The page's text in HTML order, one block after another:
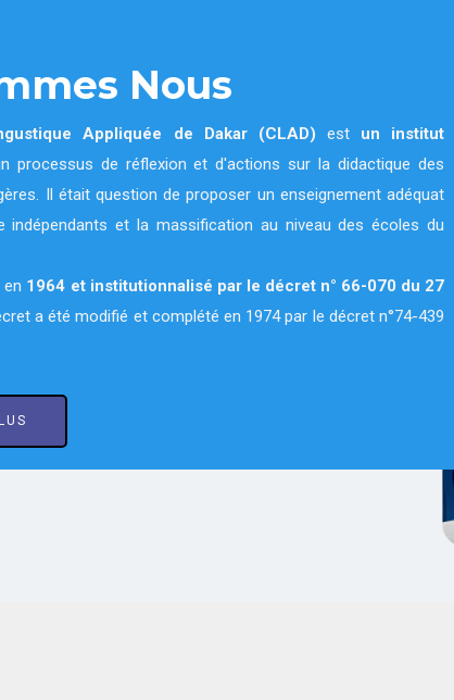
Nous
Appliquée de Dakar (CLAD) est un institut
processus de réflexion et d'actions sur la didactique des
Il était question de proposer un enseignement adéquat
indépendants et la massification au niveau des écoles du
1964 et institutionnalisé par le décret n° 66-070 du 27
a été modifié et complété en 1974 par le décret n°74-439